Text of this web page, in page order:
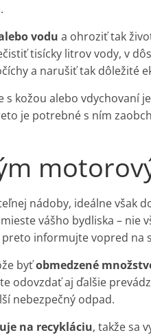
vodu a ohroziť tak
tisícky litrov vody, v
a narušiť tak dôležité
kožou alebo vdychovaní
je potrebné s ním
nádoby, ideálne však
vášho bydliska – nie
informujte vopred na
byťobmedzené
odovzdať aj ďalšie
nebezpečný odpad.
na recykláciu, takže sa